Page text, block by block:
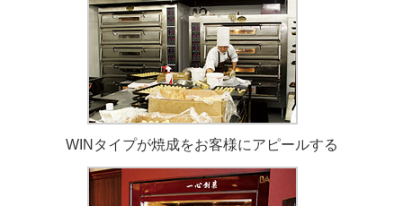
WINタイプが焼成をお客様にアピールする